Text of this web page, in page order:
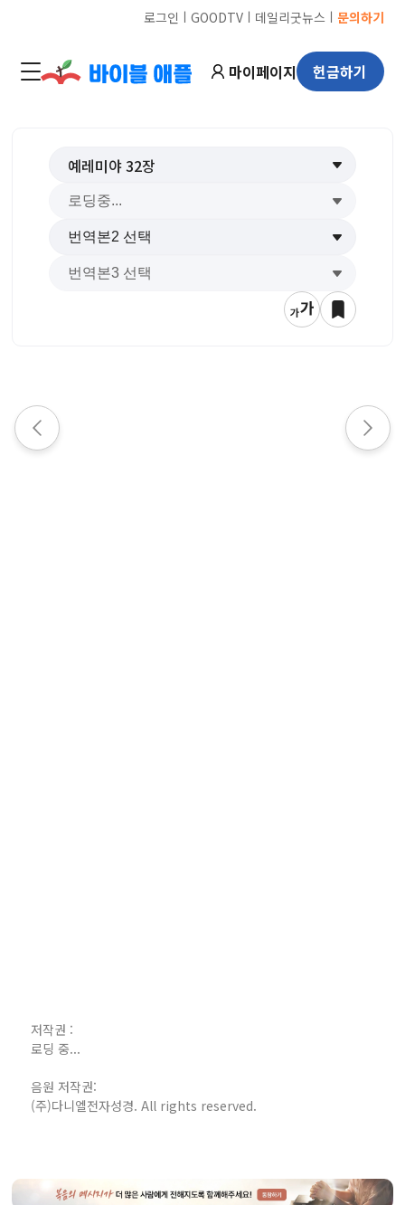
로그인 ㅣ GOODTVㅣ 데일리굿뉴스 ㅣ 문의하기
마이페이지 헌금하기
예레미야32장
저작권 :
로딩 중...
음원 저작권:
(주)다니엘전자성경. All rights reserved.